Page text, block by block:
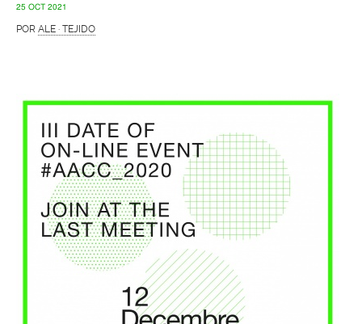
25 OCT 2021
POR ALE · TEJIDO